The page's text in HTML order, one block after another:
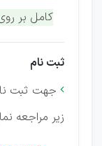
کامل بر
ثبت نام
جهت ثبت
زیر مراجعه